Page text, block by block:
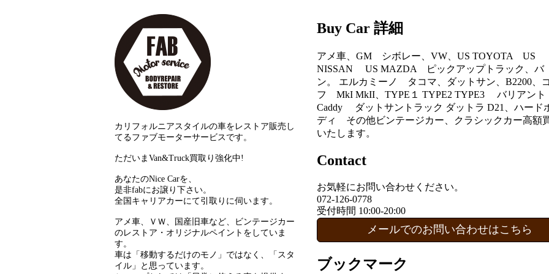
カリフォルニアスタイルの車をレストア販売し
てるファブモーターサービスです。
ただいまVan&Truck買取り強化中!
あなたのNice Carを、
是非fabにお譲り下さい。
全国キャリアカーにて引取りに伺います。
アメ車、ＶＷ、国産旧車など、ビンテージカー
のレストア・オリジナルペイントをしていま
す。
車は「移動するだけのモノ」ではなく、「スタ
イル」と思っています。
Buy Car 詳細
アメ車、GM シボレー、VW、US TOYOTA US
NISSAN US MAZDA ピックアップトラック、バ
ン。 エルカミーノ タコマ、ダットサン、B2200、
フ MkI MkII、TYPE１ TYPE2 TYPE3 バリアン
Caddy ダットサントラック ダットラ D21、ハード
ディ その他ビンテージカー、クラシックカー高額
いたします。
Contact
お気軽にお問い合わせください。
072-126-0778
受付時間 10:00-20:00
メールでのお問い合わせはこちら
ブックマーク